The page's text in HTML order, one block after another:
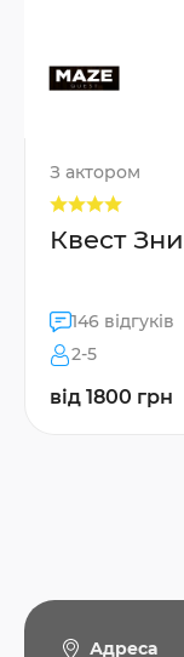
З актором
Квест
146 відгуків
2-5
від 1800 грн
Адреса